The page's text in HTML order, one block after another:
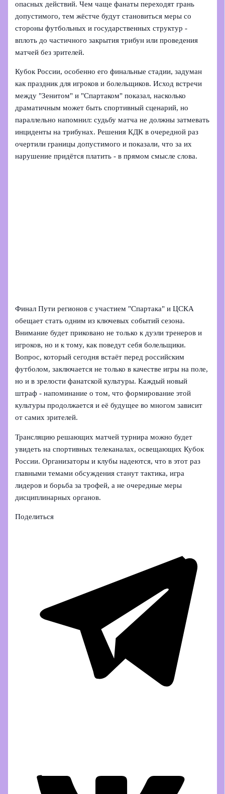
опасных действий. Чем чаще фанаты переходят грань
допустимого, тем жёстче будут становиться меры со
стороны футбольных и государственных структур -
вплоть до частичного закрытия трибун или проведения
матчей без зрителей.
Кубок России, особенно его финальные стадии, задуман
как праздник для игроков и болельщиков. Исход встречи
между "Зенитом" и "Спартаком" показал, насколько
драматичным может быть спортивный сценарий, но
параллельно напомнил: судьбу матча не должны затмевать
инциденты на трибунах. Решения КДК в очередной раз
очертили границы допустимого и показали, что за их
нарушение придётся платить - в прямом смысле слова.
Финал Пути регионов с участием "Спартака" и ЦСКА
обещает стать одним из ключевых событий сезона.
Внимание будет приковано не только к дуэли тренеров и
игроков, но и к тому, как поведут себя болельщики.
Вопрос, который сегодня встаёт перед российским
футболом, заключается не только в качестве игры на поле,
но и в зрелости фанатской культуры. Каждый новый
штраф - напоминание о том, что формирование этой
культуры продолжается и её будущее во многом зависит
от самих зрителей.
Трансляцию решающих матчей турнира можно будет
увидеть на спортивных телеканалах, освещающих Кубок
России. Организаторы и клубы надеются, что в этот раз
главными темами обсуждения станут тактика, игра
лидеров и борьба за трофей, а не очередные меры
дисциплинарных органов.
Поделиться